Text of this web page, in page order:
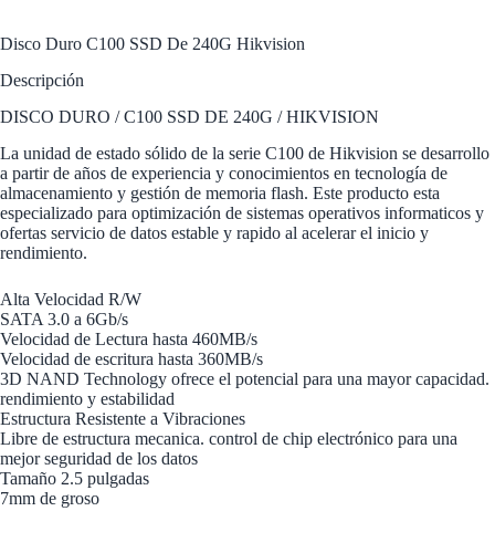
Disco Duro C100 SSD De 240G Hikvision
Descripción
DISCO DURO / C100 SSD DE 240G / HIKVISION
La unidad de estado sólido de la serie C100 de Hikvision se desarrollo
a partir de años de experiencia y conocimientos en tecnología de
almacenamiento y gestión de memoria flash. Este producto esta
especializado para optimización de sistemas operativos informaticos y
ofertas servicio de datos estable y rapido al acelerar el inicio y
rendimiento.
Alta Velocidad R/W
SATA 3.0 a 6Gb/s
Velocidad de Lectura hasta 460MB/s
Velocidad de escritura hasta 360MB/s
3D NAND Technology ofrece el potencial para una mayor capacidad.
rendimiento y estabilidad
Estructura Resistente a Vibraciones
Libre de estructura mecanica. control de chip electrónico para una
mejor seguridad de los datos
Tamaño 2.5 pulgadas
7mm de groso